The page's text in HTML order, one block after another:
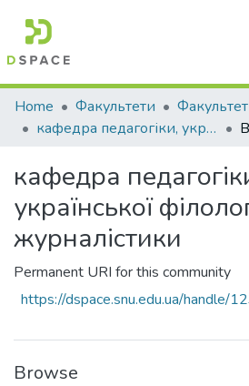
Communities & Collections
All of DSpace
Home Факультети
кафедра педагогіки, української філології та журналістики
кафедра
української
журналістики
Permanent URI for this community
https://dspace.snu.edu.ua/handle/
Browse